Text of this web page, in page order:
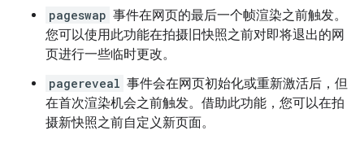
pageswap 事件在网页的最后一个帧渲染之前触发。
您可以使用此功能在拍摄旧快照之前对即将退出的网
页进行一些临时更改。
pagereveal 事件会在网页初始化或重新激活后，但
在首次渲染机会之前触发。借助此功能，您可以在拍
摄新快照之前自定义新页面。